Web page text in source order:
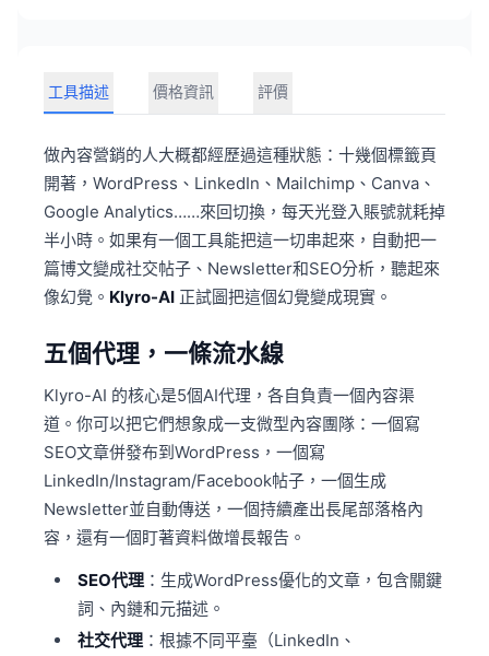
工具描述 價格資訊 評價
做內容營銷的人大概都經歷過這種狀態：十幾個標籤頁
開著，WordPress、LinkedIn、Mailchimp、Canva、
Google Analytics……來回切換，每天光登入賬號就耗掉
半小時。如果有一個工具能把這一切串起來，自動把一
篇博文變成社交帖子、Newsletter和SEO分析，聽起來
像幻覺。 Klyro-AI 正試圖把這個幻覺變成現實。
五個代理，一條流水線
Klyro-AI 的核心是5個AI代理，各自負責一個內容渠
道。你可以把它們想象成一支微型內容團隊：一個寫
SEO文章併發布到WordPress，一個寫
LinkedIn/Instagram/Facebook帖子，一個生成
Newsletter並自動傳送，一個持續產出長尾部落格內
容，還有一個盯著資料做增長報告。
SEO代理：生成WordPress優化的文章，包含關鍵
詞、內鏈和元描述。
社交代理：根據不同平臺（LinkedIn、